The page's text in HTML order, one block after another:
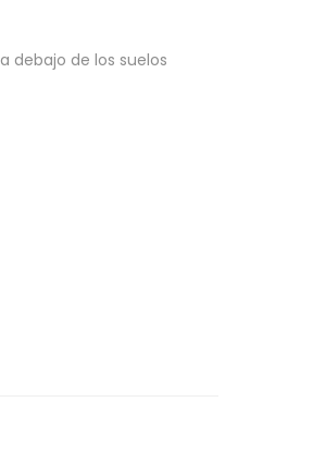
debajo de los suelos